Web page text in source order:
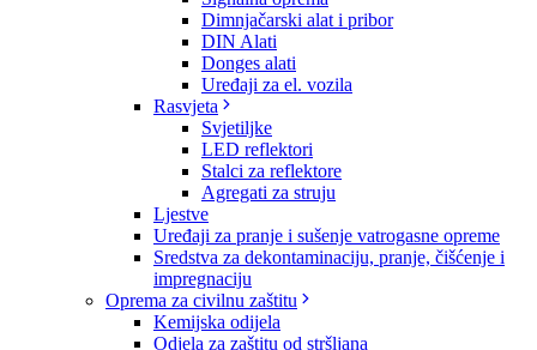
Dimnjačarski alat i pribor
DIN Alati
Donges alati
Uređaji za el. vozila
Rasvjeta
Svjetiljke
LED reflektori
Stalci za reflektore
Agregati za struju
Ljestve
Uređaji za pranje i sušenje vatrogasne opreme
Sredstva za dekontaminaciju, pranje, čišćenje i
impregnaciju
Oprema za civilnu zaštitu
Kemijska odijela
Odjela za zaštitu od stršljana